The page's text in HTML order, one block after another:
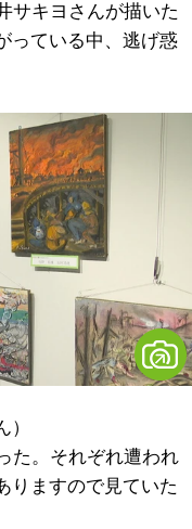
サキヨさんが描いた
っている中、逃げ惑
た。それぞれ遭われ
りますので見ていた